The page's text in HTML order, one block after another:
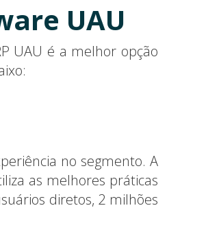
UAU
UAU é a melhor opção
no segmento. A
as melhores práticas
diretos, 2 milhões